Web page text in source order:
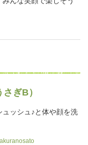
ぎB）
ッシュ♪と体や顔を洗